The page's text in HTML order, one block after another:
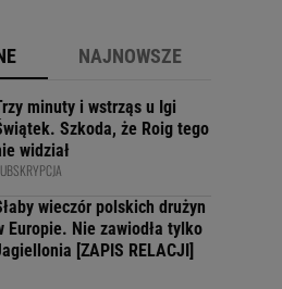
NAJNOWSZE
minuty i wstrząs u Igi
Szkoda, że Roig tego
widział
wieczór polskich drużyn
Europie. Nie zawiodła tylko
[ZAPIS RELACJI]